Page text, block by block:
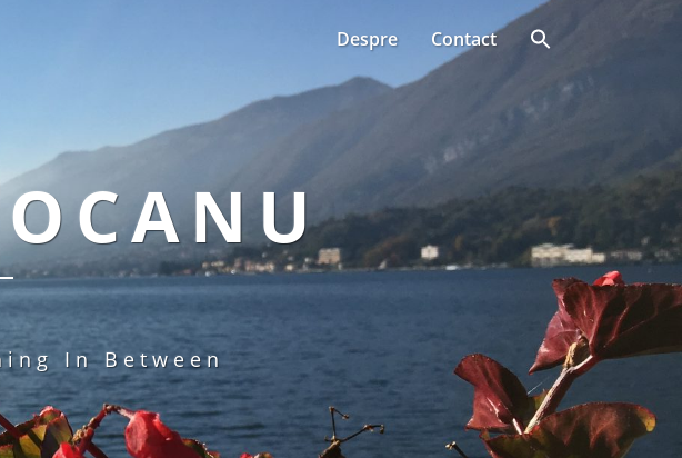
Despre Contact
In Between